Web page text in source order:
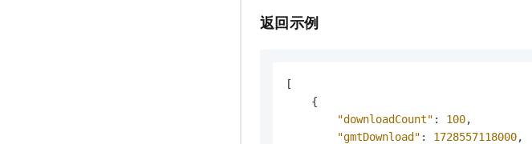
返回示例
[
{
"downloadCount" : 100,
"gmtDownload" : 1728557118000,